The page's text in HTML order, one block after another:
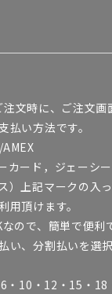
注文時に、ご注文画
払い方法です。
カード，ジェーシ
）上記マークの入
用頂けます。
ので、簡単で便利
い、分割払いを選
・10・12・15・18